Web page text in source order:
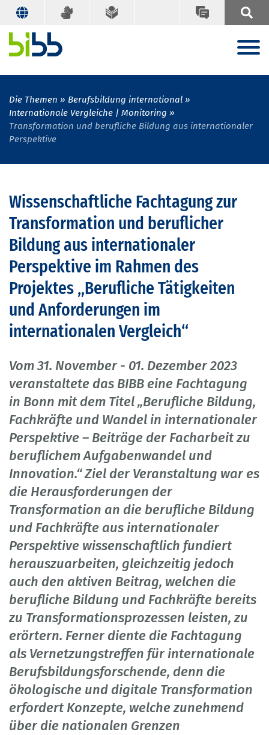
Die Themen
Berufsbildung international
Internationale Vergleiche | Monitoring
Transformation und berufliche Bildung aus internationaler
Perspektive
Wissenschaftliche Fachtagung zur
Transformation und beruflicher
Bildung aus internationaler
Perspektive im Rahmen des
Projektes „Berufliche Tätigkeiten
und Anforderungen im
internationalen Vergleich“
Vom 31. November - 01. Dezember 2023
veranstaltete das BIBB eine Fachtagung
in Bonn mit dem Titel „Berufliche Bildung,
Fachkräfte und Wandel in internationaler
Perspektive – Beiträge der Facharbeit zu
beruflichem Aufgabenwandel und
Innovation.“ Ziel der Veranstaltung war es
die Herausforderungen der
Transformation an die berufliche Bildung
und Fachkräfte aus internationaler
Perspektive wissenschaftlich fundiert
herauszuarbeiten, gleichzeitig jedoch
auch den aktiven Beitrag, welchen die
berufliche Bildung und Fachkräfte bereits
zu Transformationsprozessen leisten, zu
erörtern. Ferner diente die Fachtagung
als Vernetzungstreffen für internationale
Berufsbildungsforschende, denn die
ökologische und digitale Transformation
erfordert Konzepte, welche zunehmend
über die nationalen Grenzen